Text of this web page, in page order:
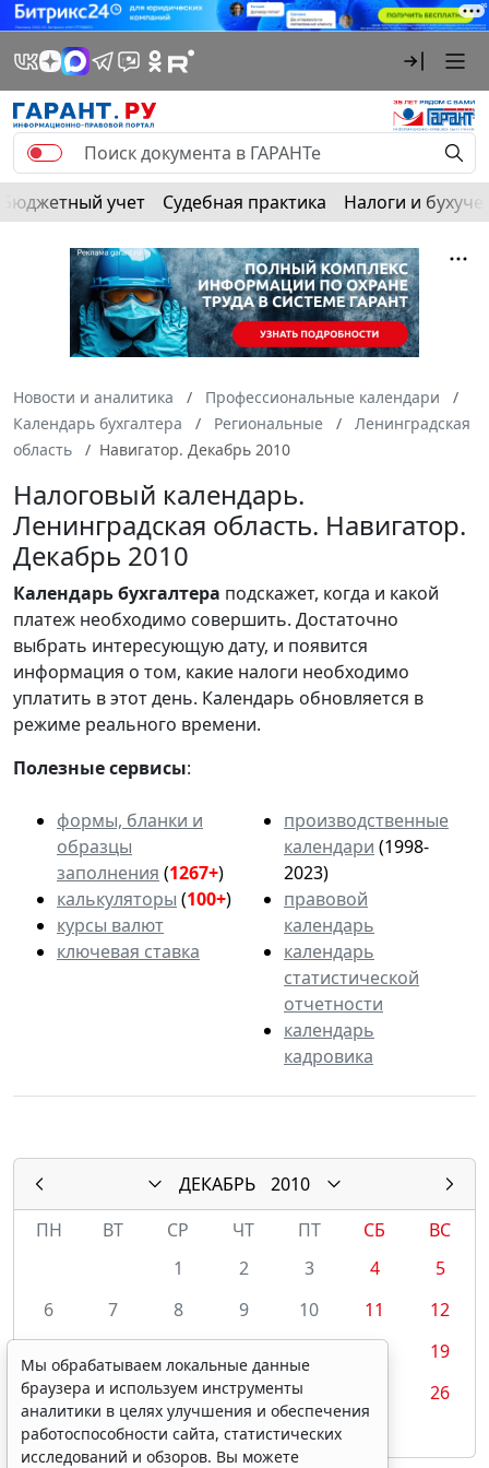
Бюджетный учет Судебная практика Налоги и
Новости и аналитика
Профессиональные календари
Календарь бухгалтера
Региональные
Ленинградская
область
Навигатор. Декабрь 2010
Налоговый календарь.
Ленинградская область. Навигатор.
Декабрь 2010
Календарьбухгалтера подскажет, когда и какой
платеж необходимо совершить. Достаточно
выбрать интересующую дату, и появится
информация о том, какие налоги необходимо
уплатить в этот день. Календарь обновляется в
режиме реального времени.
Полезные сервисы:
формы, бланки и
образцы
заполнения (1267+)
калькуляторы (100+)
курсы валют
ключевая ставка
производственные
календари (1998-
2023)
правовой
календарь
календарь
статистической
отчетности
календарь
кадровика
ДЕКАБРЬ
2010
ПН
ВТ СР ЧТ ПТ СБ
ВС
1
2 3 4
5
6
7 8 9 10 11
12
19
20
21 22 23 24
26
27
28 29 30 31
Мы обрабатываем локальные данные
браузера и используем инструменты
аналитики в целях улучшения и обеспечения
работоспособности сайта, статистических
исследований и обзоров. Вы можете